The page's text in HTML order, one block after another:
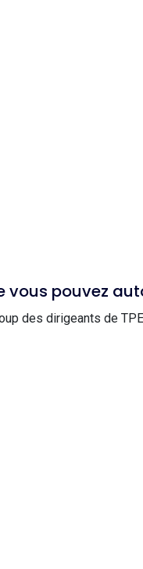
vous pouvez
des dirigeants de